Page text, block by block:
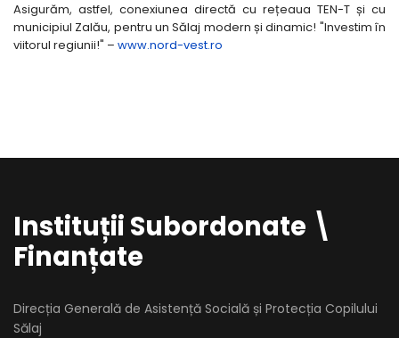
Asigurăm, astfel, conexiunea directă cu rețeaua TEN-T și cu
municipiul Zalău, pentru un Sălaj modern și dinamic! "Investim în
viitorul regiunii!" – www.nord-vest.ro
Instituții Subordonate \
Finanțate
Direcția Generală de Asistență Socială și Protecția Copilului
Sălaj